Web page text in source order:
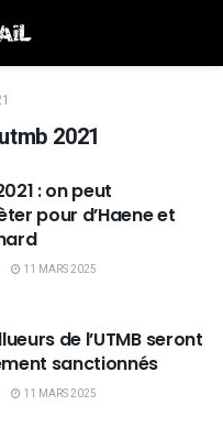
2021
: on peut
pour d’Haene et
11 MARS 2025
de l’UTMB seront
sanctionnés
11 MARS 2025